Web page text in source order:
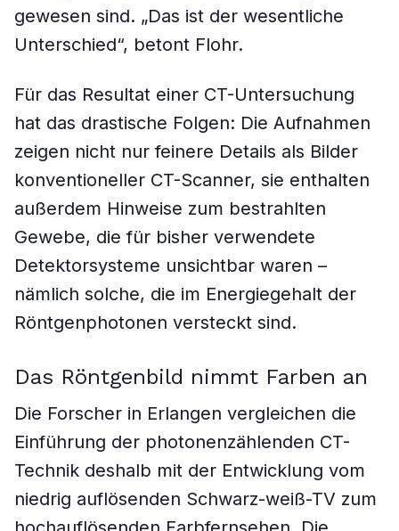
gewesen sind. „Das ist der wesentliche
Unterschied“, betont Flohr.
Für das Resultat einer CT-Untersuchung
hat das drastische Folgen: Die Aufnahmen
zeigen nicht nur feinere Details als Bilder
konventioneller CT-Scanner, sie enthalten
außerdem Hinweise zum bestrahlten
Gewebe, die für bisher verwendete
Detektorsysteme unsichtbar waren –
nämlich solche, die im Energiegehalt der
Röntgenphotonen versteckt sind.
Das Röntgenbild nimmt Farben an
Die Forscher in Erlangen vergleichen die
Einführung der photonenzählenden CT-
Technik deshalb mit der Entwicklung vom
niedrig auflösenden Schwarz-weiß-TV zum